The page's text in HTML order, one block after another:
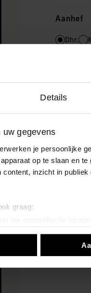
Details
uw gegevens
je persoonlijke
op te slaan en
content, inzicht in
graag:
gegevens worden
of intrekken in de
Aanhef
Dhr.
E-